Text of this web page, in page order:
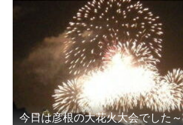
今日は彦根の大花火大会でした～